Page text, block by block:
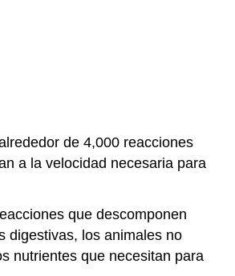
de 4,000 reacciones
a la velocidad necesaria para
que descomponen
digestivas, los animales no
nutrientes que necesitan para